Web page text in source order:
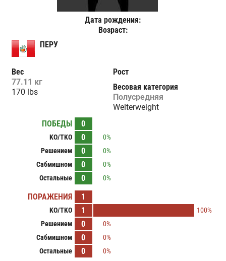
Дата рождения:
Возраст:
ПЕРУ
Вес
77.11 кг
170 lbs
Рост
Весовая категория
Полусредняя
Welterweight
ПОБЕДЫ
0
KO/TKO 0
0%
Решением
0
0%
Сабмишном
0
0%
Остальные
0 0%
ПОРАЖЕНИЯ 1
KO/TKO 1
100%
Решением
0
0%
Сабмишном
0
0%
Остальные
0 0%